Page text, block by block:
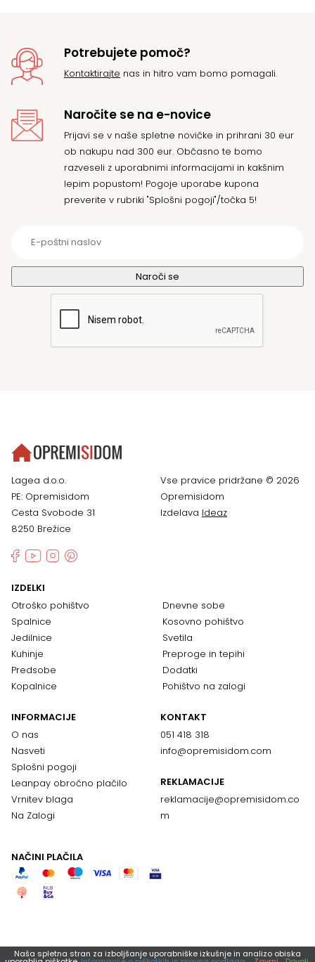
Potrebujete pomoč?
Kontaktirajte nas in hitro vam bomo pomagali.
Naročite se na e-novice
Prijavi se v naše spletne novičke in prihrani 30 eur
ob nakupu nad 300 eur. Občasno te bomo
razveseli z uporabnimi informacijami in kakšnim
lepim popustom! Pogoje uporabe kupona
preverite v rubriki "Splošni pogoji"/točka 5!
Lagea d.o.o.
PE: Opremisidom
Cesta Svobode 31
8250 Brežice
Vse pravice pridržane © 2026
Opremisidom
Izdelava Ideaz
IZDELKI
Otroško pohištvo
Spalnice
Jedilnice
Kuhinje
Predsobe
Kopalnice
Dnevne sobe
Kosovno pohištvo
Svetila
Preproge in tepihi
Dodatki
Pohištvo na zalogi
INFORMACIJE
O nas
Nasveti
Splošni pogoji
Leanpay obročno plačilo
Vrnitev blaga
Na Zalogi
KONTAKT
051 418 318
info@opremisidom.com
REKLAMACIJE
reklamacije@opremisidom.co
m
NAČINI PLAČILA
Naša spletna stran za izboljšanje uporabniške izkušnje in analizo obiska